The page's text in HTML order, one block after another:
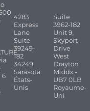
6
4283
Express
Lane
Suite
39249-
182
34249
Sarasota
États-
Unis
Suite
3962-182
Unit 9,
Skyport
Drive
West
Drayton
Middx -
UB7 0LB
Royaume-
Uni